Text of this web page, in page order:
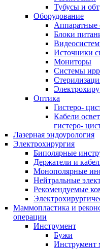
Тубусы и
Оборудование
Аппаратные
Блоки
Источники
Мониторы
Системы
Оптика
Гистеро-
Кабели
гистеро-
Лазерная эндоурология
Электрохирургия
Биполярные
Держатели и
Монополярные
Нейтральные
Рекомендуемые
Маммопластика и
операции
Инструмент
Бужи
Инструмент